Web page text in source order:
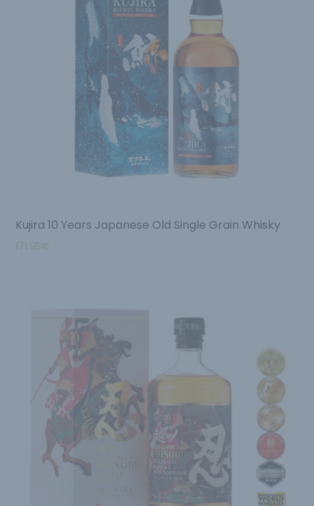
Kujira 10 Years Japanese Old Single Grain Whisky
171.95€